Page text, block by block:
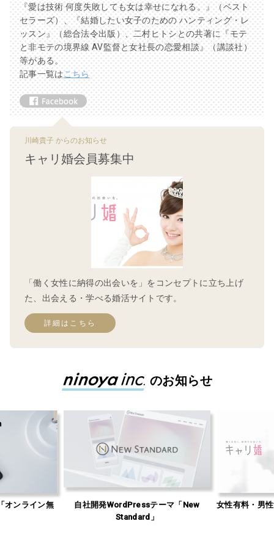
『愛は技術 何度失敗しても女は幸せになれる。』（ベスト
セラーズ）、『結婚したい女子のための ハンティング・レ
ッスン』（総合法令出版）、二村ヒトシとの共著に『モテ
と非モテの境界線 AV監督と女社長の恋愛相談』（講談社）
等がある。
記事一覧はこちら
川崎貴子 からのお知らせ
キャリ婚会員募集中
「働く女性に納得の出会いを」をコンセプトに立ち上げ
た、出会える・学べる婚活サイトです。
詳細はこちら
のお知らせ
オンライン無
自社開発WordPressテーマ「New
Standard」
女性有料・男